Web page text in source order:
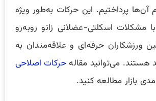
آن‌ها پرداختیم. این حرکات به‌طور ویژه
مشکلات اسکلتی-عضلانی زانو روبه‌رو
ورزشکاران حرفه‌ای و علاقه‌مندان به
هستند. می‌توانید مقالهحرکات اصلاحی
مدی بازار مطالعه کنید.